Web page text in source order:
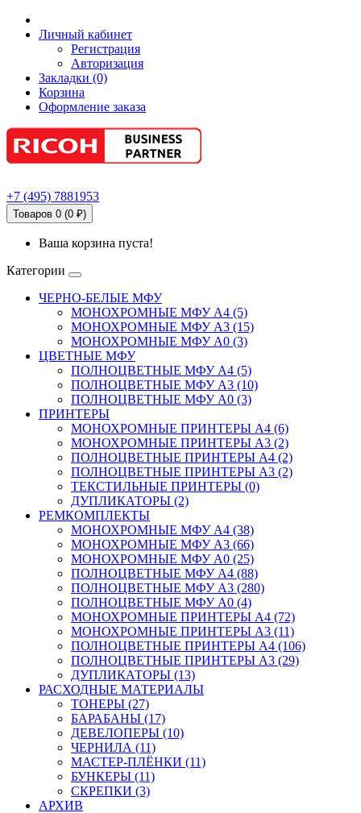
Личный кабинет
Регистрация
Авторизация
Закладки (0)
Корзина
Оформление заказа
+7 (495) 7881953
Товаров 0 (0 ₽)
Ваша корзина пуста!
Категории
ЧЕРНО-БЕЛЫЕ МФУ
МОНОХРОМНЫЕ МФУ А4 (5)
МОНОХРОМНЫЕ МФУ А3 (15)
МОНОХРОМНЫЕ МФУ А0 (3)
ЦВЕТНЫЕ МФУ
ПОЛНОЦВЕТНЫЕ МФУ А4 (5)
ПОЛНОЦВЕТНЫЕ МФУ А3 (10)
ПОЛНОЦВЕТНЫЕ МФУ А0 (3)
ПРИНТЕРЫ
МОНОХРОМНЫЕ ПРИНТЕРЫ А4 (6)
МОНОХРОМНЫЕ ПРИНТЕРЫ А3 (2)
ПОЛНОЦВЕТНЫЕ ПРИНТЕРЫ А4 (2)
ПОЛНОЦВЕТНЫЕ ПРИНТЕРЫ А3 (2)
ТЕКСТИЛЬНЫЕ ПРИНТЕРЫ (0)
ДУПЛИКАТОРЫ (2)
РЕМКОМПЛЕКТЫ
МОНОХРОМНЫЕ МФУ А4 (38)
МОНОХРОМНЫЕ МФУ А3 (66)
МОНОХРОМНЫЕ МФУ А0 (25)
ПОЛНОЦВЕТНЫЕ МФУ А4 (88)
ПОЛНОЦВЕТНЫЕ МФУ А3 (280)
ПОЛНОЦВЕТНЫЕ МФУ А0 (4)
МОНОХРОМНЫЕ ПРИНТЕРЫ А4 (72)
МОНОХРОМНЫЕ ПРИНТЕРЫ А3 (11)
ПОЛНОЦВЕТНЫЕ ПРИНТЕРЫ А4 (106)
ПОЛНОЦВЕТНЫЕ ПРИНТЕРЫ А3 (29)
ДУПЛИКАТОРЫ (13)
РАСХОДНЫЕ МАТЕРИАЛЫ
ТОНЕРЫ (27)
БАРАБАНЫ (17)
ДЕВЕЛОПЕРЫ (10)
ЧЕРНИЛА (11)
МАСТЕР-ПЛЁНКИ (11)
БУНКЕРЫ (11)
СКРЕПКИ (3)
АРХИВ